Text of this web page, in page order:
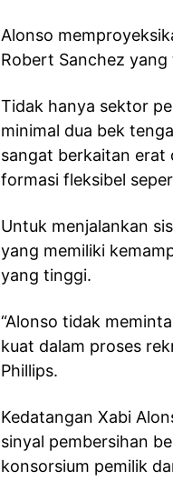
Alonso
Robert Sanchez
Tidak hanya sektor
minimal dua bek
sangat berkaitan erat
formasi fleksibel
Untuk menjalankan
yang memiliki
yang tinggi.
“Alonso tidak
kuat dalam proses
Phillips.
Kedatangan Xabi
sinyal pembersihan
konsorsium pemilik